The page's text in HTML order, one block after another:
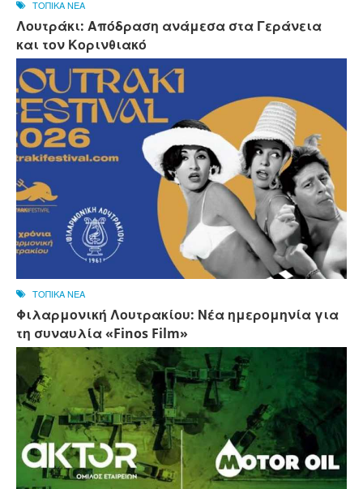
ΤΟΠΙΚΑ ΝΕΑ
Λουτράκι: Απόδραση ανάμεσα στα Γεράνεια
και τον Κορινθιακό
ΤΟΠΙΚΑ ΝΕΑ
Φιλαρμονική Λουτρακίου: Νέα ημερομηνία για
τη συναυλία «Finos Film»